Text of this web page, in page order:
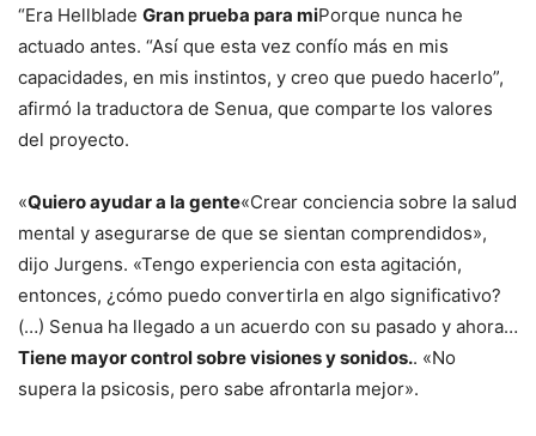
“Era Hellblade Gran prueba para miPorque nunca he
actuado antes. “Así que esta vez confío más en mis
capacidades, en mis instintos, y creo que puedo hacerlo”,
afirmó la traductora de Senua, que comparte los valores
del proyecto.
«Quiero ayudar a la gente«Crear conciencia sobre la salud
mental y asegurarse de que se sientan comprendidos»,
dijo Jurgens. «Tengo experiencia con esta agitación,
entonces, ¿cómo puedo convertirla en algo significativo?
(…) Senua ha llegado a un acuerdo con su pasado y ahora…
Tiene mayor control sobre visiones y sonidos.. «No
supera la psicosis, pero sabe afrontarla mejor».